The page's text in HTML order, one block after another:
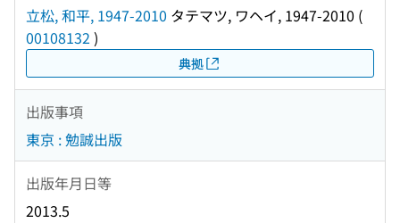
立松, 和平, 1947-2010 タテマツ, ワヘイ, 1947-2010 (
00108132 )
典拠
出版事項
東京 : 勉誠出版
出版年月日等
2013.5